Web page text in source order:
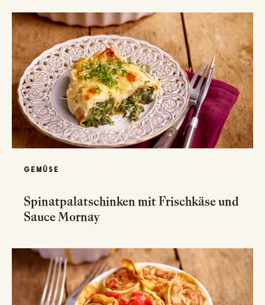
GEMÜSE
Spinatpalatschinken mit Frischkäse und
Sauce Mornay